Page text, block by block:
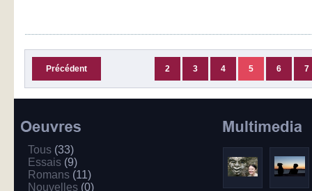
Précédent 2 3 4 5 6 7
Tous (33)
Essais (9)
Romans (11)
Nouvelles (0)